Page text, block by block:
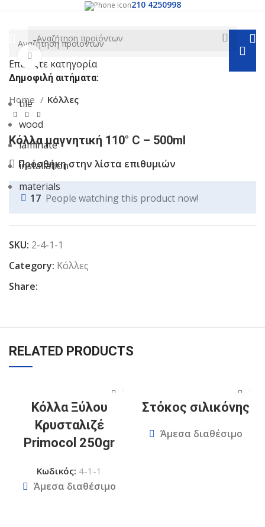
210 4250998
Home Κόλλες
Κόλλα μαγνητική 110° C – 500ml
Πρόσθήκη στην λίστα επιθυμιών
17 People watching this product now!
SKU: 2-4-1-1
Category: Κόλλες
Share:
RELATED PRODUCTS
Κόλλα Ξύλου
Κρυσταλιζέ
Primocol 250gr
Κωδικός: 4-1-1
Άμεσα διαθέσιμο
Στόκος σιλικόνης
Άμεσα διαθέσιμο
Επιλέξτε κατηγορία
Δημοφιλή αιτήματα:
tile
wood
laminate
installation
materials